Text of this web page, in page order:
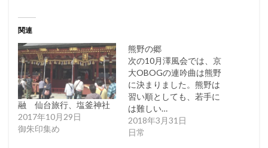
関連
融 仙台旅行、塩釜神社
2017年10月29日
御朱印集め
熊野の郷
次の10月澤風会では、京
大OBOGの連吟曲は熊野
に決まりました。熊野は
習い順としても、若手に
は難しい…
2018年3月31日
日常